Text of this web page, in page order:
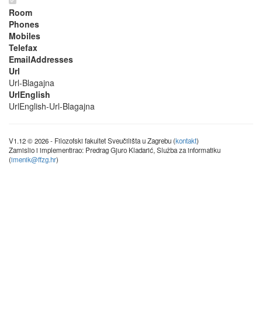
Room
Phones
Mobiles
Telefax
EmailAddresses
Url
Url-Blagajna
UrlEnglish
UrlEnglish-Url-Blagajna
V1.12 © 2026 - Filozofski fakultet Sveučilišta u Zagrebu (kontakt)
Zamislio i implementirao: Predrag Gjuro Kladarić, Služba za informatiku
(imenik@ffzg.hr)